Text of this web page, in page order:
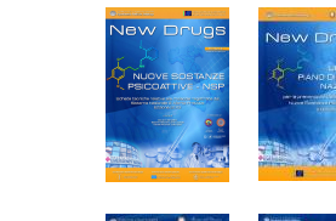
[20-11-2013]
Minori e gioco
dei genitori quale